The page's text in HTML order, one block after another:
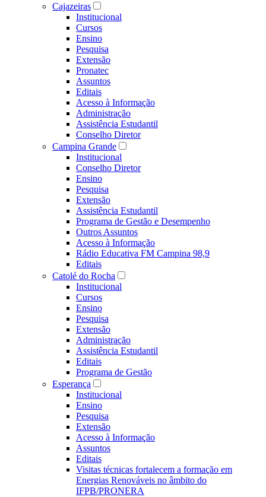
Cajazeiras
Institucional
Cursos
Ensino
Pesquisa
Extensão
Pronatec
Assuntos
Editais
Acesso à Informação
Administração
Assistência Estudantil
Conselho Diretor
Campina Grande
Institucional
Conselho Diretor
Ensino
Pesquisa
Extensão
Assistência Estudantil
Programa de Gestão e Desempenho
Outros Assuntos
Acesso à Informação
Rádio Educativa FM Campina 98,9
Editais
Catolé do Rocha
Institucional
Cursos
Ensino
Pesquisa
Extensão
Administração
Assistência Estudantil
Editais
Programa de Gestão
Esperança
Institucional
Ensino
Pesquisa
Extensão
Acesso à Informação
Assuntos
Editais
Visitas técnicas fortalecem a formação em
Energias Renováveis no âmbito do
IFPB/PRONERA